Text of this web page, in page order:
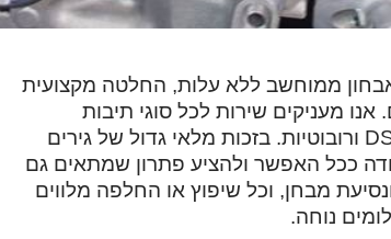
אבחון ממוחשב ללא עלות, החלטה מקצועית
מעניקים שירות לכל סוגי תיבות
ההילוכים בהתאם לגרסה ולשנתון, כולל אוטומטיות, רציפות (CVT), DSG ורובוטיות. בזכות מלאי גדול של גירים
ככל האפשר ולהציע פתרון שמתאים גם
מבחן, וכל שיפוץ או החלפה מלווים
נוחה.